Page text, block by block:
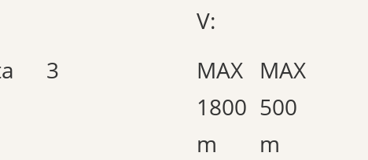
V:
3
MAX
1800
m
MAX
500
m